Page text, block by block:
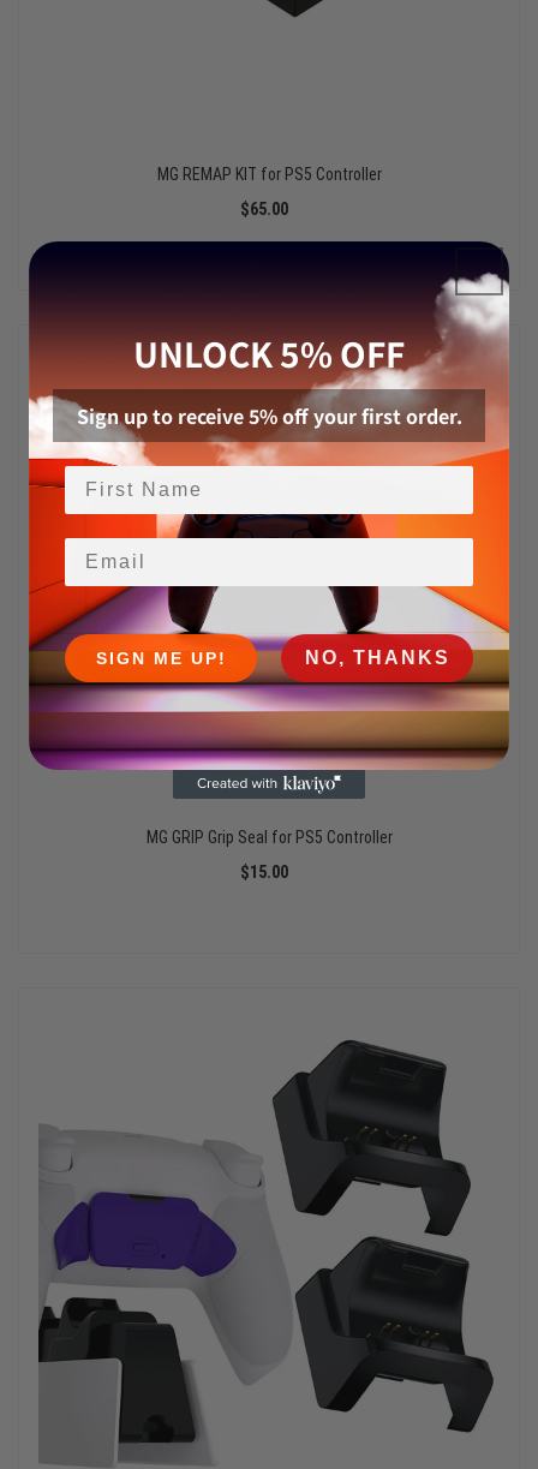
MG REMAP KIT for PS5 Controller
$65.00
MG GRIP Grip Seal for PS5 Controller
$15.00
UNLOCK 5% OFF
Sign up to receive 5% off your first order.
Email
SIGN ME UP! NO, THANKS